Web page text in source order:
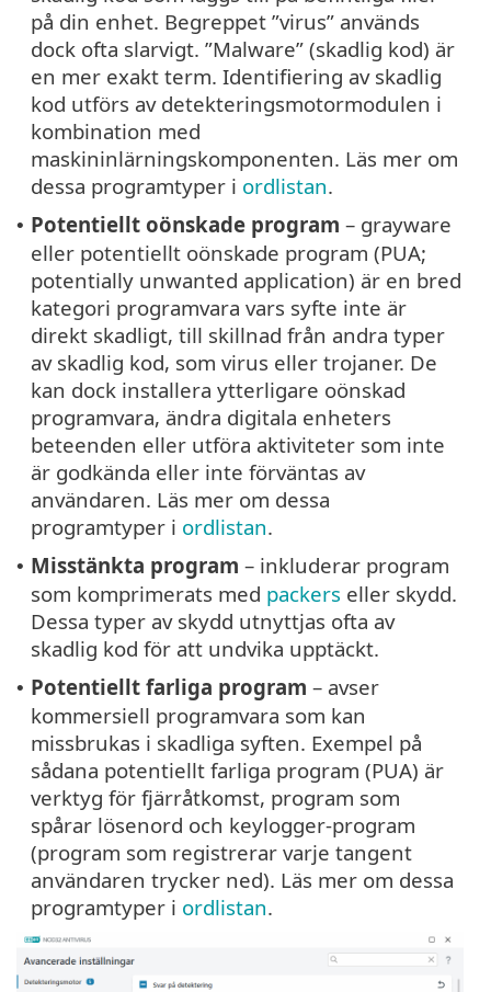
på din enhet. Begreppet ”virus” används
dock ofta slarvigt. ”Malware” (skadlig kod) är
en mer exakt term. Identifiering av skadlig
kod utförs av detekteringsmotormodulen i
kombination med
maskininlärningskomponenten. Läs mer om
dessa programtyper i ordlistan.
• Potentiellt oönskade program – grayware
eller potentiellt oönskade program (PUA;
potentially unwanted application) är en bred
kategori programvara vars syfte inte är
direkt skadligt, till skillnad från andra typer
av skadlig kod, som virus eller trojaner. De
kan dock installera ytterligare oönskad
programvara, ändra digitala enheters
beteenden eller utföra aktiviteter som inte
är godkända eller inte förväntas av
användaren. Läs mer om dessa
programtyper i ordlistan.
• Misstänkta program – inkluderar program
som komprimerats med packers eller skydd.
Dessa typer av skydd utnyttjas ofta av
skadlig kod för att undvika upptäckt.
• Potentiellt farliga program – avser
kommersiell programvara som kan
missbrukas i skadliga syften. Exempel på
sådana potentiellt farliga program (PUA) är
verktyg för fjärråtkomst, program som
spårar lösenord och keylogger-program
(program som registrerar varje tangent
användaren trycker ned). Läs mer om dessa
programtyper i ordlistan.